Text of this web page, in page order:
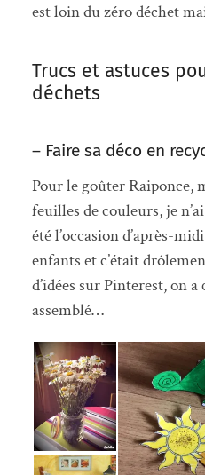
est loin du zéro déchet
Trucs et astuces
déchets
– Faire sa déco en
Pour le goûter Raiponce,
feuilles de couleurs, je
été l’occasion d’après-
enfants et c’était
d’idées sur Pinterest, on a
assemblé…